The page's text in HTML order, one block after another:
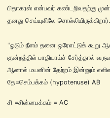
பிதாகரஸ் என்பவர் கண்டறிவதற்கு
தனது செய்யுளிலே சொல்லியிருக்கிறார்.
"ஓடும் நீளம் தனை ஒரேஎட்டுக் கூறு
குன்றத்தில் பாதியாய்ச் சேர்த்தால்
ஆனால் மயனின் தேற்றம் இன்னும்
தே=செம்பக்கம் (hypotenuse) AB
சி =சின்னபக்கம் = AC